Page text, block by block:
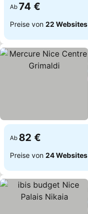
Ab 74 €
Preise von 22 Websites
Ab 82 €
Preise von 24 Websites